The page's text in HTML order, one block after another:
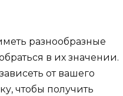
разнообразные
в их значении.
от вашего
чтобы получить